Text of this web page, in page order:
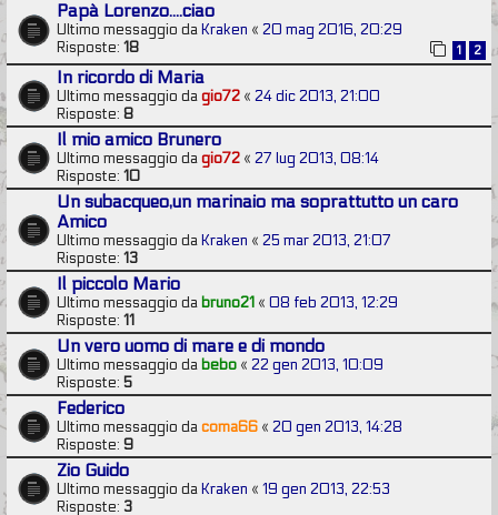
Papà Lorenzo....ciao
Ultimo messaggio da Kraken « 20 mag 2016, 20:29
Risposte: 18 1 2
In ricordo di Maria
Ultimo messaggio dagio72 « 24 dic 2013, 21:00
Risposte: 8
Il mio amico Brunero
Ultimo messaggio dagio72 « 27 lug 2013, 08:14
Risposte: 10
Un subacqueo,un marinaio ma soprattutto un caro
Amico
Ultimo messaggio daKraken « 25 mar 2013, 21:07
Risposte: 13
Il piccolo Mario
Ultimo messaggio dabruno21 « 08 feb 2013, 12:29
Risposte: 11
Un vero uomo di mare e di mondo
Ultimo messaggio dabebo « 22 gen 2013, 10:09
Risposte: 5
Federico
Ultimo messaggio dacoma66 « 20 gen 2013, 14:28
Risposte: 9
Zio Guido
Ultimo messaggio daKraken « 19 gen 2013, 22:53
Risposte: 3